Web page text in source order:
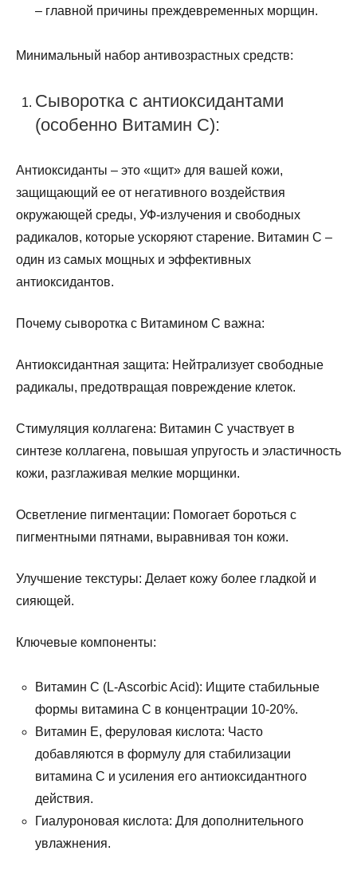
– главной причины преждевременных морщин.
Минимальный набор антивозрастных средств:
Сыворотка с антиоксидантами
(особенно Витамин C):
Антиоксиданты – это «щит» для вашей кожи,
защищающий ее от негативного воздействия
окружающей среды, УФ-излучения и свободных
радикалов, которые ускоряют старение. Витамин С –
один из самых мощных и эффективных
антиоксидантов.
Почему сыворотка с Витамином C важна:
Антиоксидантная защита: Нейтрализует свободные
радикалы, предотвращая повреждение клеток.
Стимуляция коллагена: Витамин С участвует в
синтезе коллагена, повышая упругость и эластичность
кожи, разглаживая мелкие морщинки.
Осветление пигментации: Помогает бороться с
пигментными пятнами, выравнивая тон кожи.
Улучшение текстуры: Делает кожу более гладкой и
сияющей.
Ключевые компоненты:
Витамин C (L-Ascorbic Acid): Ищите стабильные
формы витамина C в концентрации 10-20%.
Витамин E, феруловая кислота: Часто
добавляются в формулу для стабилизации
витамина C и усиления его антиоксидантного
действия.
Гиалуроновая кислота: Для дополнительного
увлажнения.